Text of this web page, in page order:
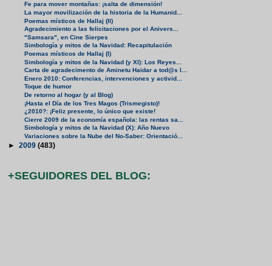
Fe para mover montañas: ¡salta de dimensión!
La mayor movilización de la historia de la Humanid...
Poemas místicos de Hallaj (II)
Agradecimiento a las felicitaciones por el Anivers...
"Samsara", en Cine Sierpes
Simbología y mitos de la Navidad: Recapitulación
Poemas místicos de Hallaj (I)
Simbología y mitos de la Navidad (y XI): Los Reyes...
Carta de agradecimento de Aminetu Haidar a tod@s l...
Enero 2010: Conferencias, intervenciones y activid...
Toque de humor
De retorno al hogar (y al Blog)
¡Hasta el Día de los Tres Magos (Trismegisto)!
¿2010?: ¡Feliz presente, lo único que existe!
Cierre 2009 de la economía española: las rentas sa...
Simbología y mitos de la Navidad (X): Año Nuevo
Variaciones sobre la Nube del No-Saber: Orientació...
► 2009 (483)
+SEGUIDORES DEL BLOG: